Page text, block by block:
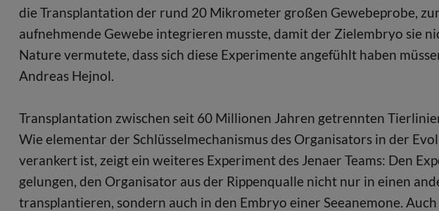
die Transplantation der rund 20 Mikrometer großen Gewebeprobe,
aufnehmende Gewebe integrieren musste, damit der Zielembryo sie
Nature vermutete, dass sich diese Experimente angefühlt haben
Andreas Hejnol.
Transplantation zwischen seit 60 Millionen Jahren getrennten
Wie elementar der Schlüsselmechanismus des Organisators in der
verankert ist, zeigt ein weiteres Experiment des Jenaer Teams: Den
gelungen, den Organisator aus der Rippenqualle nicht nur in einen
transplantieren, sondern auch in den Embryo einer Seeanemone.